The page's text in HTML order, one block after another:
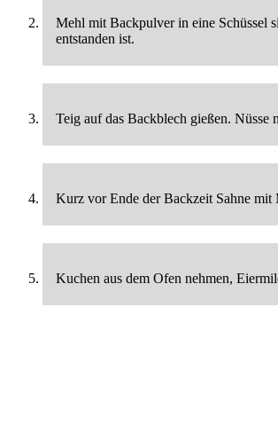
Mehl mit Backpulver in eine Schüssel
entstanden ist.
Teig auf das Backblech gießen.
Kurz vor Ende der Backzeit Sahne
Kuchen aus dem Ofen nehmen,